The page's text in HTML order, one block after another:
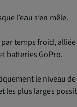
l’eau s’en mêle.
temps froid,
batteries GoPro.
le niveau
les plus larges